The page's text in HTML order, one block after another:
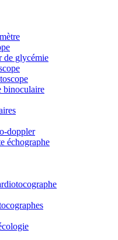
de glycémie
binoculaire
doppler
échographe